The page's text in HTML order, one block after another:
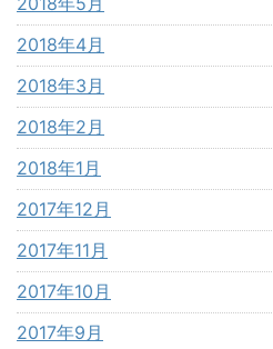
2018年4月
2018年3月
2018年2月
2018年1月
2017年12月
2017年11月
2017年10月
2017年9月